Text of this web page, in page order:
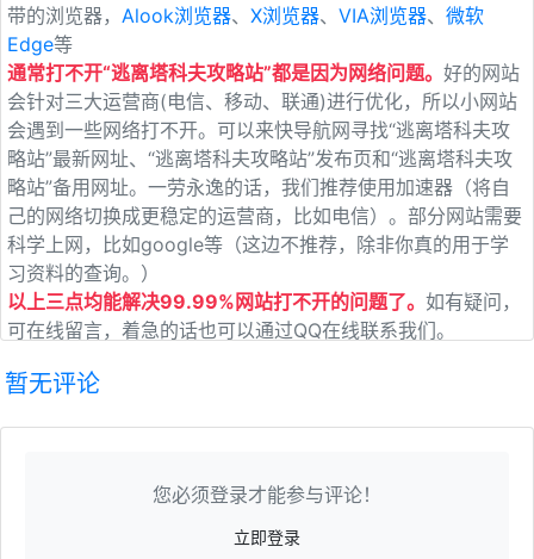
带的浏览器， Alook浏览器、 X浏览器、 VIA浏览器、 微软
Edge等
通常打不开“逃离塔科夫攻略站”都是因为网络问题。 好的网站
会针对三大运营商(电信、移动、联通)进行优化，所以小网站
会遇到一些网络打不开。可以来快导航网寻找“逃离塔科夫攻
略站”最新网址、“逃离塔科夫攻略站”发布页和“逃离塔科夫攻
略站”备用网址。一劳永逸的话，我们推荐使用加速器（将自
己的网络切换成更稳定的运营商，比如电信）。部分网站需要
科学上网，比如google等（这边不推荐，除非你真的用于学
习资料的查询。）
以上三点均能解决99.99%网站打不开的问题了。 如有疑问，
可在线留言，着急的话也可以通过QQ在线联系我们。
暂无评论
您必须登录才能参与评论！
立即登录